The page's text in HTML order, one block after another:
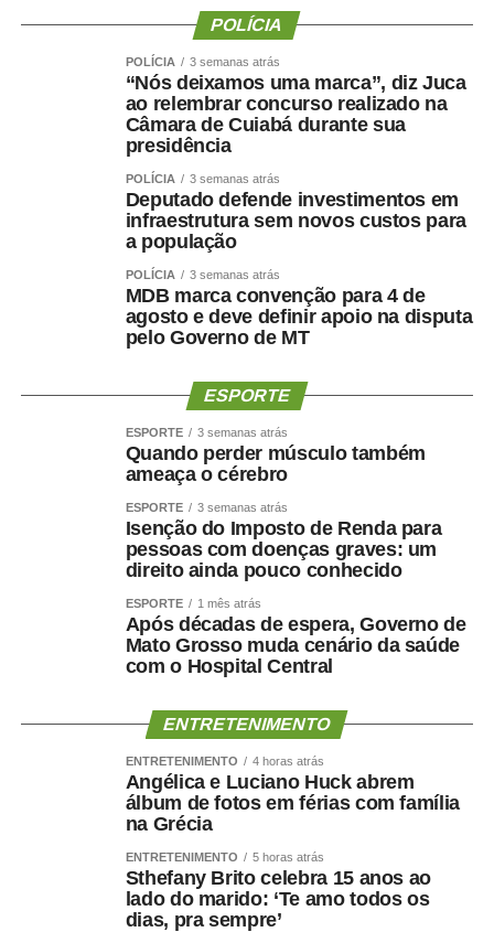
WhatsApp
Facebook
Twitter
Messenger
LinkedIn
Share
POLÍCIA
POLÍCIA 3 semanas atrás
“Nós deixamos uma marca”, diz Juca
ao relembrar concurso realizado na
Câmara de Cuiabá durante sua
presidência
POLÍCIA 3 semanas atrás
Deputado defende investimentos em
infraestrutura sem novos custos para
a população
POLÍCIA 3 semanas atrás
MDB marca convenção para 4 de
agosto e deve definir apoio na disputa
pelo Governo de MT
ESPORTE
ESPORTE 3 semanas atrás
Quando perder músculo também
ameaça o cérebro
ESPORTE 3 semanas atrás
Isenção do Imposto de Renda para
pessoas com doenças graves: um
direito ainda pouco conhecido
ESPORTE 1 mês atrás
Após décadas de espera, Governo de
Mato Grosso muda cenário da saúde
com o Hospital Central
ENTRETENIMENTO
ENTRETENIMENTO 4 horas atrás
Angélica e Luciano Huck abrem
álbum de fotos em férias com família
na Grécia
ENTRETENIMENTO 5 horas atrás
Sthefany Brito celebra 15 anos ao
lado do marido: ‘Te amo todos os
dias, pra sempre’